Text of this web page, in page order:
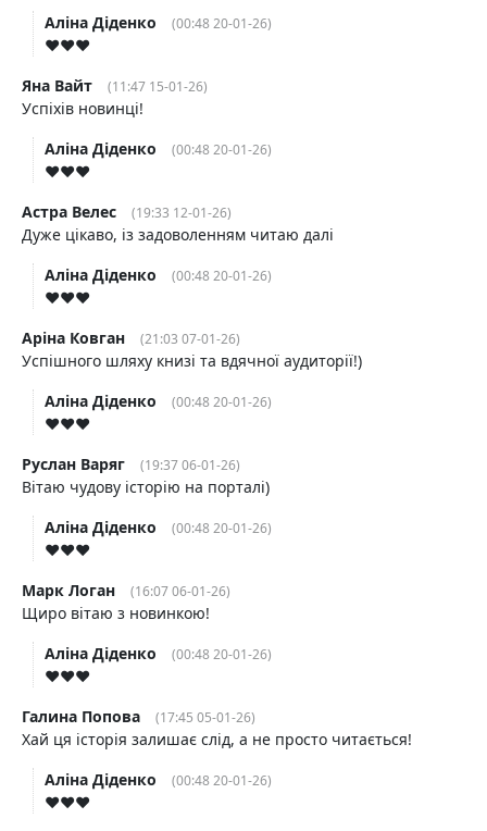
Аліна Діденко (00:48 20-01-26)
♥️♥️♥️
Яна Вайт
(11:47 15-01-26)
Успіхів новинці!
Аліна Діденко
(00:48 20-01-26)
♥️♥️♥️
Астра Велес
(19:33 12-01-26)
Дуже цікаво, із задоволенням читаю далі
Аліна Діденко
(00:48 20-01-26)
♥️♥️♥️
Аріна Ковган
(21:03 07-01-26)
Успішного шляху книзі та вдячної аудиторії!)
Аліна Діденко
(00:48 20-01-26)
♥️♥️♥️
Руслан Варяг
(19:37 06-01-26)
Вітаю чудову історію на порталі)
Аліна Діденко
(00:48 20-01-26)
♥️♥️♥️
Марк Логан
(16:07 06-01-26)
Щиро вітаю з новинкою!
Аліна Діденко
(00:48 20-01-26)
♥️♥️♥️
Галина Попова
(17:45 05-01-26)
Хай ця історія залишає слід, а не просто читається!
Аліна Діденко
(00:48 20-01-26)
♥️♥️♥️